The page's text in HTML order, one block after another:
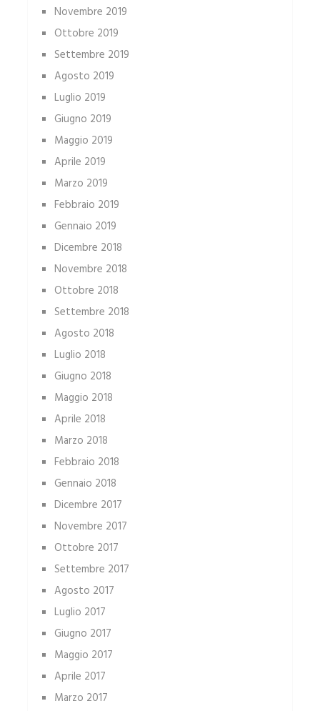
Novembre 2019
Ottobre 2019
Settembre 2019
Agosto 2019
Luglio 2019
Giugno 2019
Maggio 2019
Aprile 2019
Marzo 2019
Febbraio 2019
Gennaio 2019
Dicembre 2018
Novembre 2018
Ottobre 2018
Settembre 2018
Agosto 2018
Luglio 2018
Giugno 2018
Maggio 2018
Aprile 2018
Marzo 2018
Febbraio 2018
Gennaio 2018
Dicembre 2017
Novembre 2017
Ottobre 2017
Settembre 2017
Agosto 2017
Luglio 2017
Giugno 2017
Maggio 2017
Aprile 2017
Marzo 2017